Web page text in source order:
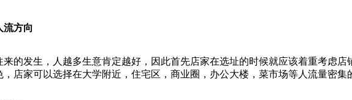
流方向
的发生，人越多生意肯定越好，因此首先店家在选址的时候就应该着重考虑
店家可以选择在大学附近，住宅区，商业圈，办公大楼，菜市场等人流量密集